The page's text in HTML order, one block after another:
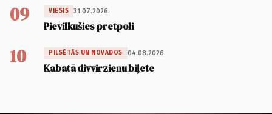
09 VIESIS 31.07.2026.
Pievilkušies pretpoli
10 PILSĒTĀS UN NOVADOS 04.08.2026.
Kabatā divvirzienu biļete